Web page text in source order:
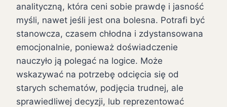
analityczną, która ceni sobie prawdę i jasność
myśli, nawet jeśli jest ona bolesna. Potrafi być
stanowcza, czasem chłodna i zdystansowana
emocjonalnie, ponieważ doświadczenie
nauczyło ją polegać na logice. Może
wskazywać na potrzebę odcięcia się od
starych schematów, podjęcia trudnej, ale
sprawiedliwej decyzji, lub reprezentować